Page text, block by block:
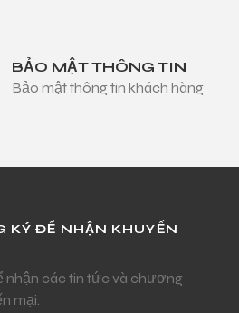
BẢO MẬT THÔNG TIN
Bảo mật thông tin khách hàng
KÝ ĐỂ NHẬN KHUYẾN
nhận các tin tức và chương
mại.